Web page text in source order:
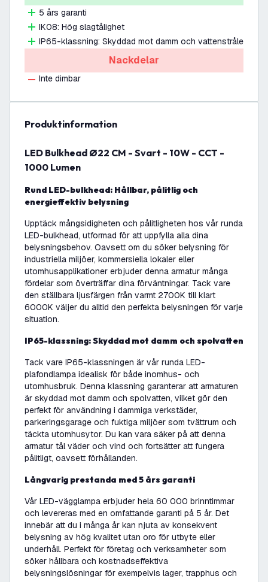
5 års garanti
IK08: Hög slagtålighet
IP65-klassning: Skyddad mot damm och vattenstråle
Nackdelar
Inte dimbar
produktinformation
LED Bulkhead Ø22 CM - Svart - 10W - CCT -
1000 Lumen
Rund LED-bulkhead: Hållbar, pålitlig och
energieffektiv belysning
Upptäck mångsidigheten och pålitligheten hos vår runda
LED-bulkhead, utformad för att uppfylla alla dina
belysningsbehov. Oavsett om du söker belysning för
industriella miljöer, kommersiella lokaler eller
utomhusapplikationer erbjuder denna armatur många
fördelar som överträffar dina förväntningar. Tack vare
den ställbara ljusfärgen från varmt 2700K till klart
6000K väljer du alltid den perfekta belysningen för varje
situation.
IP65-klassning: Skyddad mot damm och spolvatten
Tack vare IP65-klassningen är vår runda LED-
plafondlampa idealisk för både inomhus- och
utomhusbruk. Denna klassning garanterar att armaturen
är skyddad mot damm och spolvatten, vilket gör den
perfekt för användning i dammiga verkstäder,
parkeringsgarage och fuktiga miljöer som tvättrum och
täckta utomhusytor. Du kan vara säker på att denna
armatur tål väder och vind och fortsätter att fungera
pålitligt, oavsett förhållanden.
Långvarig prestanda med 5 års garanti
Vår LED-vägglampa erbjuder hela 60 000 brinntimmar
och levereras med en omfattande garanti på 5 år. Det
innebär att du i många år kan njuta av konsekvent
belysning av hög kvalitet utan oro för utbyte eller
underhåll. Perfekt för företag och verksamheter som
söker hållbara och kostnadseffektiva
belysningslösningar för exempelvis lager, trapphus och